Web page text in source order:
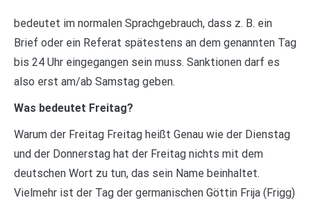
bedeutet im normalen Sprachgebrauch, dass z. B. ein
Brief oder ein Referat spätestens an dem genannten Tag
bis 24 Uhr eingegangen sein muss. Sanktionen darf es
also erst am/ab Samstag geben.
Was bedeutet Freitag?
Warum der Freitag Freitag heißt Genau wie der Dienstag
und der Donnerstag hat der Freitag nichts mit dem
deutschen Wort zu tun, das sein Name beinhaltet.
Vielmehr ist der Tag der germanischen Göttin Frija (Frigg)